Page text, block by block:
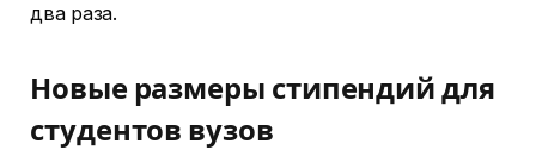
два раза.
Новые размеры стипендий для
студентов вузов